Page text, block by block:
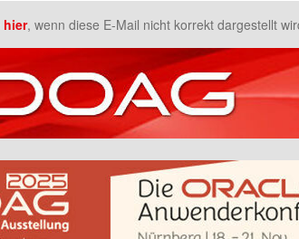
hier, wenn diese E-Mail nicht korrekt dargestellt